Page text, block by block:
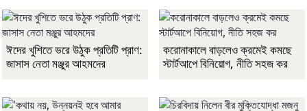
ঈদের খুশিতে ভরে উঠুক প্রতিটি প্রাণ:
জাসাস নেতা মঞ্জুর আহমদের
করোনাকালে বাড়লেও ক্রমেই কমছে
স্টার্টআপে বিনিয়োগ, নীতি সহজ কর